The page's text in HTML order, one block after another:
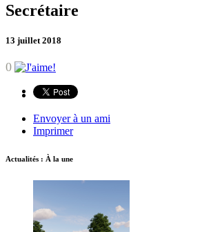
Secrétaire
13 juillet 2018
0
Envoyer à un ami
Imprimer
Actualités : À la une